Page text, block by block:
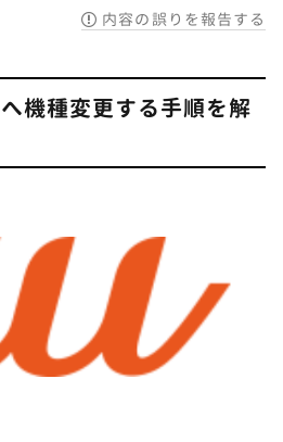
内容の誤りを報告する
機種変更する手順を解